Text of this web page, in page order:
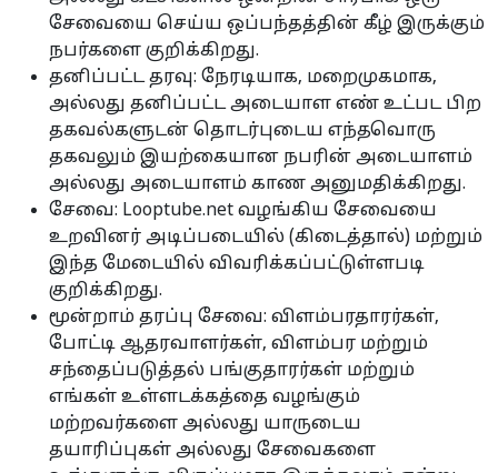
சேவையை செய்ய ஒப்பந்தத்தின் கீழ் இருக்கும்
நபர்களை குறிக்கிறது.
தனிப்பட்ட தரவு: நேரடியாக, மறைமுகமாக,
அல்லது தனிப்பட்ட அடையாள எண் உட்பட பிற
தகவல்களுடன் தொடர்புடைய எந்தவொரு
தகவலும் இயற்கையான நபரின் அடையாளம்
அல்லது அடையாளம் காண அனுமதிக்கிறது.
சேவை: Looptube.net வழங்கிய சேவையை
உறவினர் அடிப்படையில் (கிடைத்தால்) மற்றும்
இந்த மேடையில் விவரிக்கப்பட்டுள்ளபடி
குறிக்கிறது.
மூன்றாம் தரப்பு சேவை: விளம்பரதாரர்கள்,
போட்டி ஆதரவாளர்கள், விளம்பர மற்றும்
சந்தைப்படுத்தல் பங்குதாரர்கள் மற்றும்
எங்கள் உள்ளடக்கத்தை வழங்கும்
மற்றவர்களை அல்லது யாருடைய
தயாரிப்புகள் அல்லது சேவைகளை